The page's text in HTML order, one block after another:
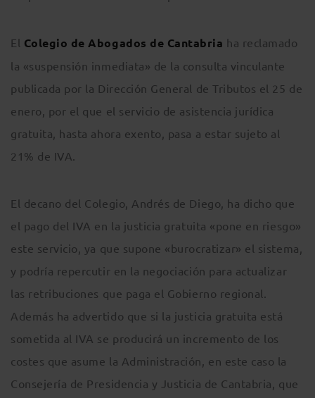
El Colegio de Abogados de Cantabria ha reclamado
la «suspensión inmediata» de la consulta vinculante
publicada por la Dirección General de Tributos el 25 de
enero, por el que el servicio de asistencia jurídica
gratuita, hasta ahora exento, pasa a estar sujeto al
21% de IVA.
El decano del Colegio, Andrés de Diego, ha dicho que
el pago del IVA en la justicia gratuita «pone en riesgo»
este servicio, ya que supone «burocratizar» el sistema,
y podría repercutir en la negociación para actualizar
las retribuciones que paga el Gobierno regional.
Además ha advertido que si la justicia gratuita está
sometida al IVA se producirá un incremento de los
costes que asume la Administración, en este caso la
Consejería de Presidencia y Justicia de Cantabria, que